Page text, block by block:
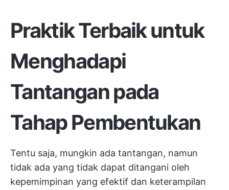
Praktik Terbaik untuk
Menghadapi
Tantangan pada
Tahap Pembentukan
Tentu saja, mungkin ada tantangan, namun
tidak ada yang tidak dapat ditangani oleh
kepemimpinan yang efektif dan keterampilan